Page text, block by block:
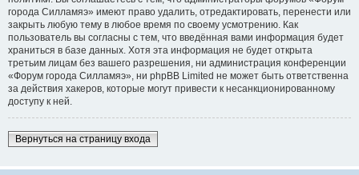
города Силламяэ» имеют право удалить, отредактировать, перенести или
закрыть любую тему в любое время по своему усмотрению. Как
пользователь вы согласны с тем, что введённая вами информация будет
храниться в базе данных. Хотя эта информация не будет открыта
третьим лицам без вашего разрешения, ни администрация конференции
«Форум города Силламяэ», ни phpBB Limited не может быть ответственна
за действия хакеров, которые могут привести к несанкционированному
доступу к ней.
Вернуться на страницу входа